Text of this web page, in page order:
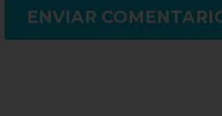
ENVIAR